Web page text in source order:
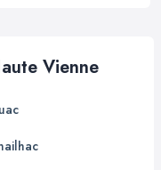
Vienne